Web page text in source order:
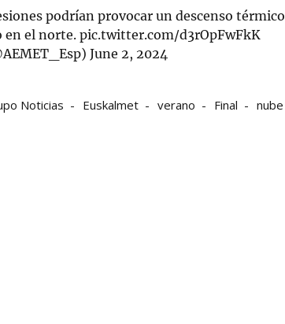
podrían provocar un descenso térmico
en el norte.pic.twitter.com/d3rOpFwFkK
June 2, 2024
Noticias Euskalmet verano Final nube